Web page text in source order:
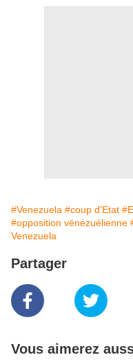
#Venezuela #coup d'Etat
#opposition vénézuélienne
Venezuela
Partager
Vous aimerez